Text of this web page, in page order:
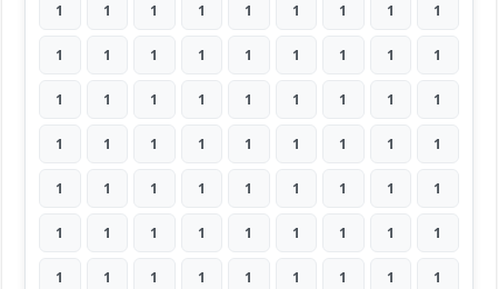
1 1 1 1 1 1 1 1 1
1 1 1 1 1 1 1 1 1
1 1 1 1 1 1 1 1 1
1 1 1 1 1 1 1 1 1
1 1 1 1 1 1 1 1 1
1 1 1 1 1 1 1 1 1
1 1 1 1 1 1 1 1 1